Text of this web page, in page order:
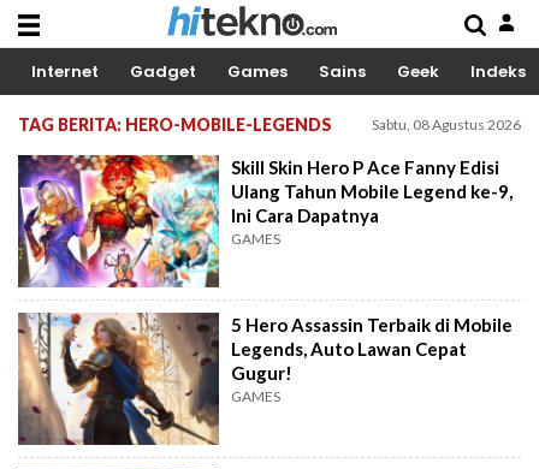
Internet Gadget Games Sains Geek Indeks
TAG BERITA: HERO-MOBILE-LEGENDS Sabtu, 08 Agustus 2026
Skill Skin Hero P Ace Fanny Edisi
Ulang Tahun Mobile Legend ke-9,
Ini Cara Dapatnya
GAMES
5 Hero Assassin Terbaik di Mobile
Legends, Auto Lawan Cepat
Gugur!
GAMES